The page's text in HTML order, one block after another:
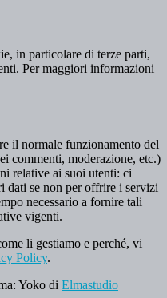
in particolare di terze parti,
Per maggiori informazioni
il normale funzionamento del
commenti, moderazione, etc.)
relative ai suoi utenti: ci
dati se non per offrire i servizi
necessario a fornire tali
vigenti.
li gestiamo e perché, vi
Policy.
Yoko di Elmastudio